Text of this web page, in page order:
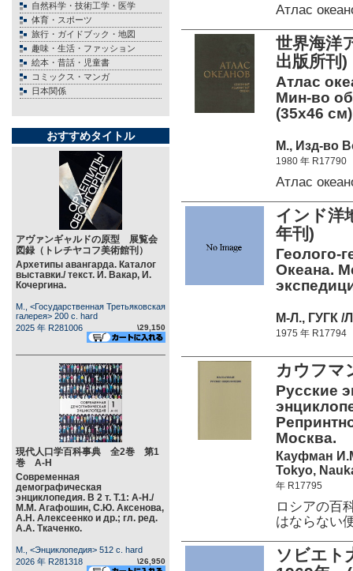
自然科学・技術工学・医学
体育・スポーツ
旅行・ガイドブック・地図
趣味・生活・ファッション
絵本・昔話・児童書
コミックス・マンガ
日本関係
おすすめタイトル
アヴァンギャルドの原型 展覧会
図録（トレチヤコフ美術館刊）
Архетипы авангарда. Каталог
выставки./ текст. И. Вакар, И.
Кочергина.
М., <Государственная Третьяковская
галерея> 200 c. hard
2025 年 R281006
\29,150
現代人口学百科事典 全2巻 第1
巻 А-Н
Современная
демографическая
энциклопедия. В 2 т. Т.1: А-Н./
М.М. Агафошин, С.Ю. Аксенова,
А.Н. Алексеенко и др.; гл. ред.
А.А. Ткаченко.
М., <Энциклопедия> 512 c. hard
2026 年 R281318
\26,950
Атлас
世界海洋
出版所刊)
Атлас
Мин-во
(35х46
М., Изд-во
1980 年 R17790
Атлас
インド洋
年刊)
Геолого-
Океана.
М-Л., ГУГК /
1975 年 R17794
カウフマ
Русские
Москва.
Кауфман
Tokyo,
年 R17795
ロシアの百
はならない
ソビエト